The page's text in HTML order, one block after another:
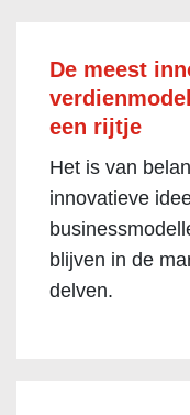
De meest
een rijtje
Het is van
innovatieve
blijven in de
delven.